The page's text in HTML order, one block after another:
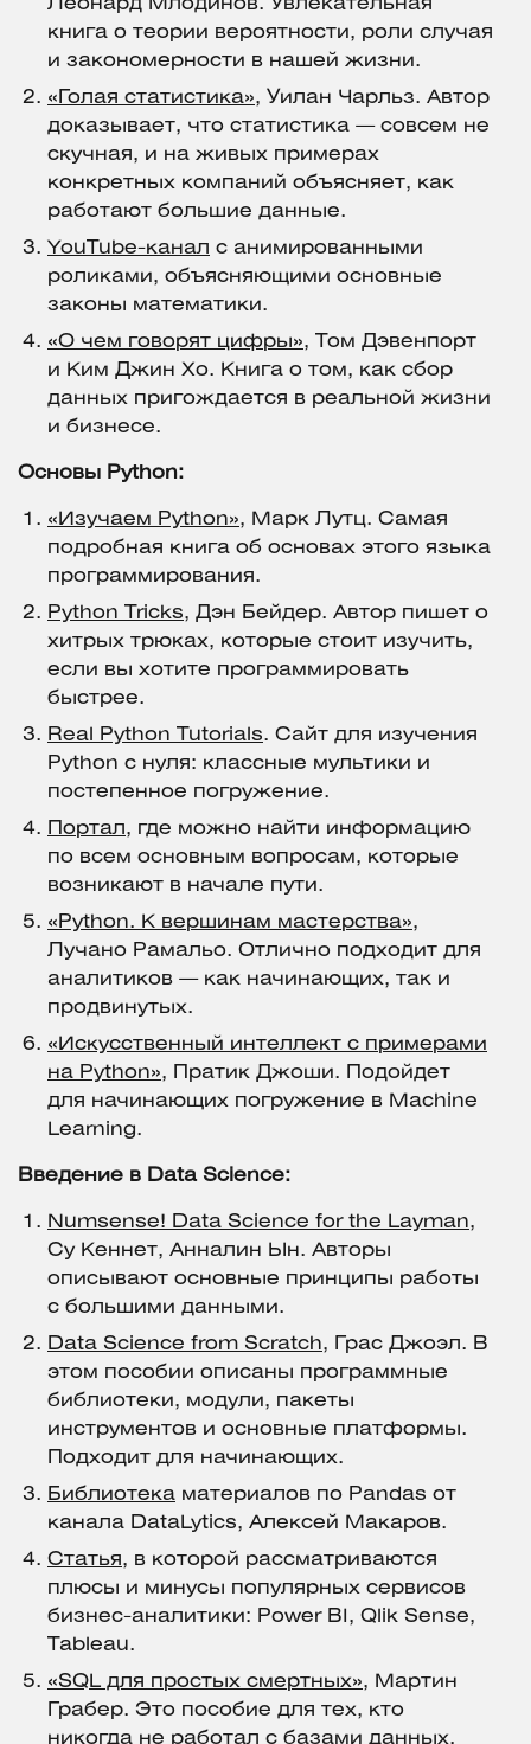
Леонард Млодинов. Увлекательная
книга о теории вероятности, роли случая
и закономерности в нашей жизни.
«Голая статистика», Уилан Чарльз. Автор
доказывает, что статистика — совсем не
скучная, и на живых примерах
конкретных компаний объясняет, как
работают большие данные.
YouTube-канал с анимированными
роликами, объясняющими основные
законы математики.
«О чем говорят цифры», Том Дэвенпорт
и Ким Джин Хо. Книга о том, как сбор
данных пригождается в реальной жизни
и бизнесе.
Основы Python:
«Изучаем Python», Марк Лутц. Самая
подробная книга об основах этого языка
программирования.
Python Tricks, Дэн Бейдер. Автор пишет о
хитрых трюках, которые стоит изучить,
если вы хотите программировать
быстрее.
Real Python Tutorials. Сайт для изучения
Python с нуля: классные мультики и
постепенное погружение.
Портал, где можно найти информацию
по всем основным вопросам, которые
возникают в начале пути.
«Python. К вершинам мастерства»,
Лучано Рамальо. Отлично подходит для
аналитиков — как начинающих, так и
продвинутых.
«Искусственный интеллект с примерами
на Python», Пратик Джоши. Подойдет
для начинающих погружение в Machine
Learning.
Введение в Data Science:
Numsense! Data Science for the Layman,
Су Кеннет, Анналин Ын. Авторы
описывают основные принципы работы
с большими данными.
Data Science from Scratch, Грас Джоэл. В
этом пособии описаны программные
библиотеки, модули, пакеты
инструментов и основные платформы.
Подходит для начинающих.
Библиотека материалов по Pandas от
канала DataLytics, Алексей Макаров.
Статья, в которой рассматриваются
плюсы и минусы популярных сервисов
бизнес-аналитики: Power BI, Qlik Sense,
Tableau.
«SQL для простых смертных», Мартин
Грабер. Это пособие для тех, кто
никогда не работал с базами данных.